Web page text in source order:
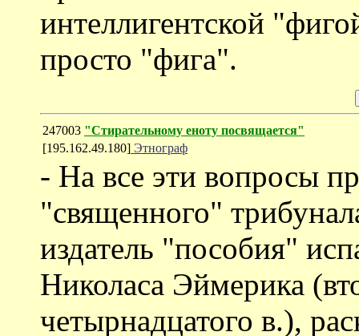
интеллигентской
просто "фига".
247003 "Стирательному еноту посвящается"
[195.162.49.180] Этнограф
- На все эти вопросы
"священного"
издатель "пособия"
Николаса Эймерика
четырнадцатого в.),